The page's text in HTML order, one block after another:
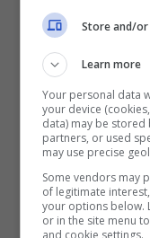
Certi oggetti
viagginews.com
Store and/
Learn more
Your personal data
your device
data) may be stored
partners, or used
may use precise
Some vendors may
of legitimate
your options below.
or in the site menu
and cookie settings.